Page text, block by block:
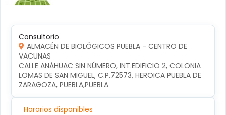
Consultorio
ALMACÉN DE BIOLÓGICOS PUEBLA - CENTRO DE
VACUNAS
CALLE ANÁHUAC SIN NÚMERO, INT.EDIFICIO 2, COLONIA
LOMAS DE SAN MIGUEL, C.P.72573, HEROICA PUEBLA DE
ZARAGOZA, PUEBLA,PUEBLA
Horarios disponibles